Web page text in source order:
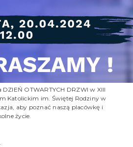
OTWARTYCH DRZWI w XIII
Katolickim im. Świętej Rodziny w
aby poznać naszą placówkę i
życie.